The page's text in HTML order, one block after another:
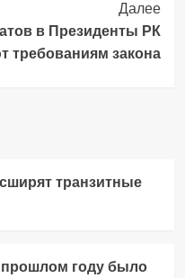
Далее
в Президенты РК
требованиям закона
транзитные
году было